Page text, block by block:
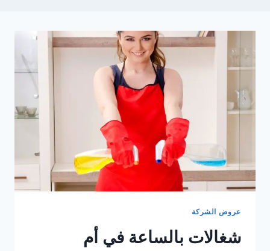
عروض الشركة
شغالات بالساعة في أم